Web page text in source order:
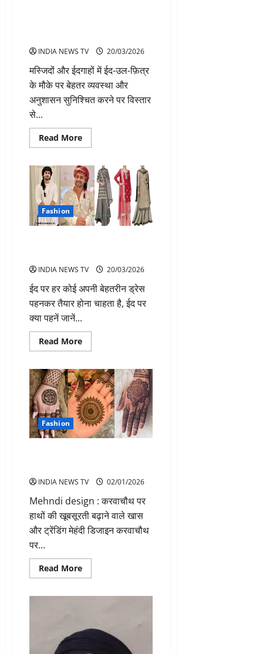
INDIA NEWS TV 20/03/2026
मस्जिदों और ईदगाहों में ईद-उल-फ़ित्र
के मौके पर बेहतर व्यवस्था और
अनुशासन सुनिश्चित करने पर विस्तार
से...
Read MoreRead
more
उल-
फ़ित्र
के
पावन
अवसर
पर
जमीयत
उलेमा
महत्वपूर्ण
Fashion
INDIA NEWS TV 20/03/2026
ईद पर हर कोई अपनी बेहतरीन ड्रेस
पहनकर तैयार होना चाहता है, ईद पर
क्या पहनें जानें...
Read MoreRead
more
पर
कैसे
कपड़े
पहनने
चाहिए?
जानें
सही
स्टाइल
और
Fashion
INDIA NEWS TV 02/01/2026
Mehndi design : करवाचौथ पर
हाथों की खूबसूरती बढ़ाने वाले खास
और ट्रेंडिंग मेहंदी डिजाइन करवाचौथ
पर...
Read MoreRead
more
ऐसे